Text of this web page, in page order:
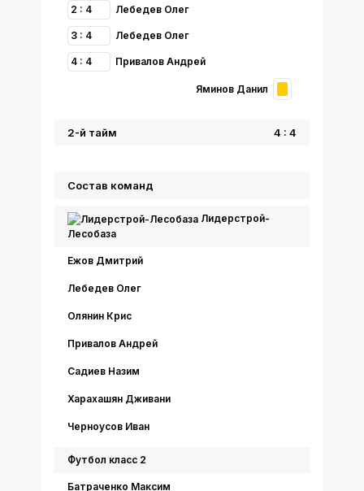
2 : 4 Лебедев Олег
3 : 4 Лебедев Олег
4 : 4 Привалов Андрей
Яминов Данил
2-й тайм 4 : 4
Состав команд
Лидерстрой-
Лесобаза
Ежов Дмитрий
Лебедев Олег
Олянин Крис
Привалов Андрей
Садиев Назим
Харахашян Дживани
Черноусов Иван
Футбол класс 2
Батраченко Максим